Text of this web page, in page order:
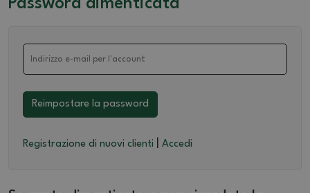
Password dimenticata
Reimpostare la password
Registrazione di nuovi clienti Accedi